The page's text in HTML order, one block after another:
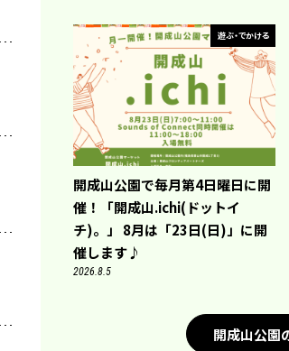
遊ぶ・でかける
開成山公園で毎月第4日曜日に開
催！「開成山.ichi(ドットイ
チ)。」 8月は「23日(日)」に開
催します♪
2026.8.5
開成山公園